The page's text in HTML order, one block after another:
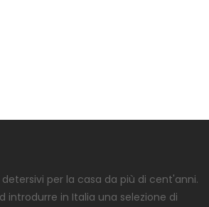
per la casa da più di cent'anni.
introdurre in Italia una selezione di